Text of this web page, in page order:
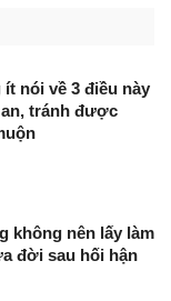
nói về 3 điều này
tránh được
không nên lấy làm
đời sau hối hận